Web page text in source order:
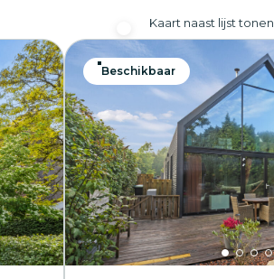
Kaart naast lijst tonen
Beschikbaar